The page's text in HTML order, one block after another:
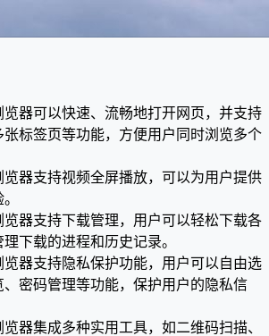
览器可以快速、流畅地打开网页，并支持
标签页等功能，方便用户同时浏览多个
览器支持视频全屏播放，可以为用户提供
览器支持下载管理，用户可以轻松下载各
下载的进程和历史记录。
览器支持隐私保护功能，用户可以自由选
密码管理等功能，保护用户的隐私信
器集成多种实用工具，如二维码扫描、